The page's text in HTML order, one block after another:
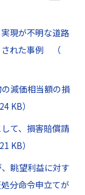
現が不明な道路
された事例 （
減価相当額の損
KB）
て、損害賠償請
KB）
眺望利益に対す
分命令申立てが